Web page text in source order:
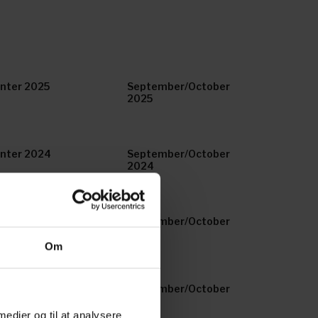
Om
og til at analysere
2025
September/October
2025
2024
September/October
2024
September/October
September/October